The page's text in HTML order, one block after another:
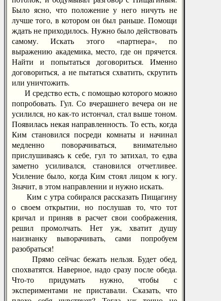
Было ясно, что положение у него ничуть не
лучше того, в котором он был раньше. Помощи
ждать не приходилось. Нужно было действовать
самому. Искать этого «партнера», по
выражению академика, место, где он прячется.
Найти и попытаться договориться. Именно
договориться, а не пытаться схватить, скрутить
или уничтожить.
И средство есть, с помощью которого можно
попробовать. Гул. Со вчерашнего вечера он не
усилился, но как-то истончал, стал выше тоном.
Появилась некая направленность. То есть, когда
Ким становился посреди комнаты и начинал
медленно поворачиваться, внимательно
прислушиваясь к себе, гул то затихал, то едва
заметно усиливался, становился отчетливее.
Усиление было, когда Ким стоял лицом к югу.
Значит, в этом направлении и нужно искать.
Ким с утра собирался рассказать Пищагину
о своем открытии, но послушав то, что тот
кричал и приняв в расчет свои соображения,
решил промолчать. Нет уж, хватит душу
наизнанку выворачивать, сами попробуем
разобраться!
Прямо сейчас бежать нельзя. Будет обед,
спохватятся. Наверное, надо сразу после обеда.
Что-то придумать нужно, чтобы с
экспериментами не приставали. Сказать, что